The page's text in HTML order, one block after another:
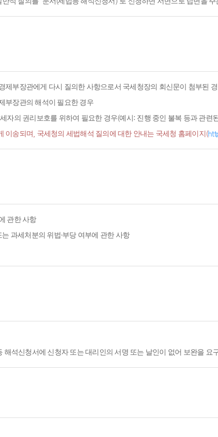
제부장관에게 다시 질의한 사항으로서 국세청장의 회신문이 첨부된
부장관의 해석이 필요한 경우
자의 권리보호를 위하여 필요한 경우(예시: 진행 중인 불복 등과 관련
송되며, 국세청의 세법해석 질의에 대한 안내는 국세청 홈페이지(
관한 사항
과세처분의 위법·부당 여부에 관한 사항
석신청서에 신청자 또는 대리인의 서명 또는 날인이 없어 보완을 요